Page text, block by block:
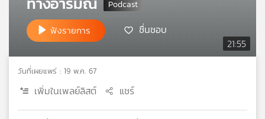
เครือ
วิทยุ
21:55
ฟังรายการ ชื่นชอบ
วันที่เผยแพร่ : 19 พ.ค. 67
เพิ่มในเพลย์ลิสต์ แชร์